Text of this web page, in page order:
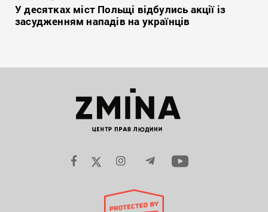
У десятках міст Польщі відбулись акції із
засудженням нападів на українців